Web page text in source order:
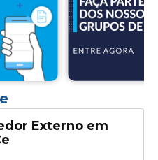
Externo em